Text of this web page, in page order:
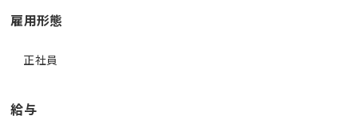
雇用形態
正社員
給与